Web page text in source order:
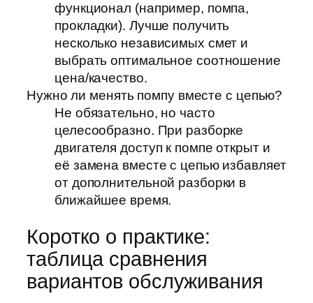
функционал (например, помпа,
прокладки). Лучше получить
несколько независимых смет и
выбрать оптимальное соотношение
цена/качество.
Нужно ли менять помпу вместе с цепью?
Не обязательно, но часто
целесообразно. При разборке
двигателя доступ к помпе открыт и
её замена вместе с цепью избавляет
от дополнительной разборки в
ближайшее время.
Коротко о практике:
таблица сравнения
вариантов обслуживания